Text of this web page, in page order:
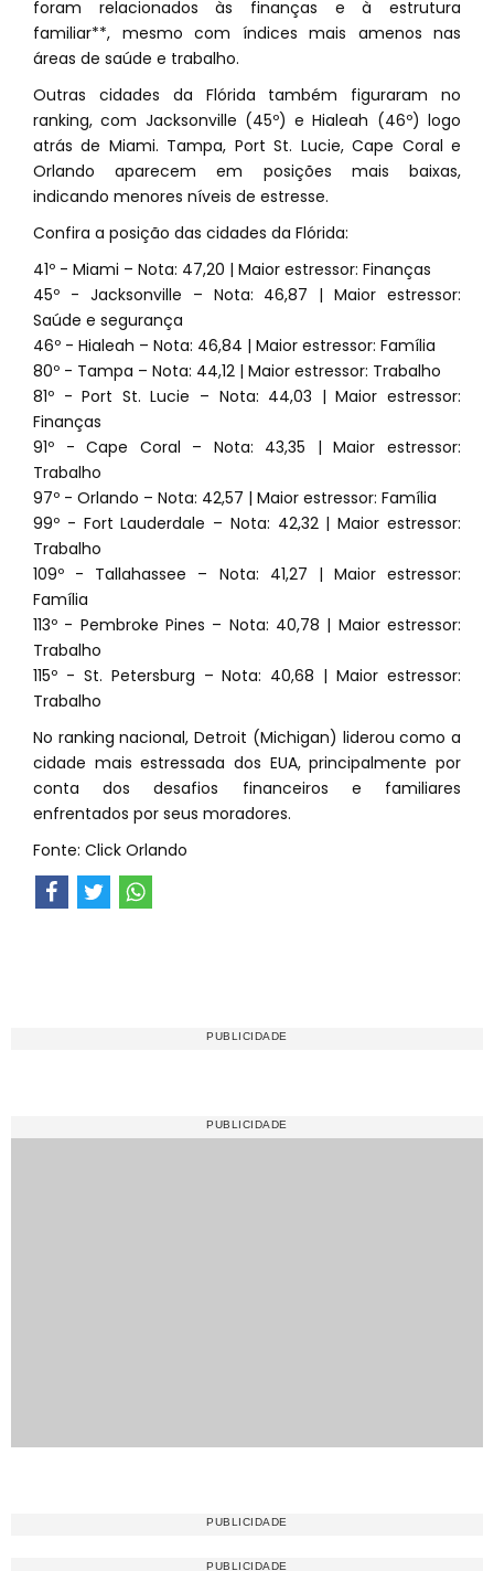
foram relacionados às finanças e à estrutura
familiar**, mesmo com índices mais amenos nas
áreas de saúde e trabalho.
Outras cidades da Flórida também figuraram no
ranking, com Jacksonville (45º) e Hialeah (46º) logo
atrás de Miami. Tampa, Port St. Lucie, Cape Coral e
Orlando aparecem em posições mais baixas,
indicando menores níveis de estresse.
Confira a posição das cidades da Flórida:
41º - Miami – Nota: 47,20 | Maior estressor: Finanças
45º - Jacksonville – Nota: 46,87 | Maior estressor:
Saúde e segurança
46º - Hialeah – Nota: 46,84 | Maior estressor: Família
80º - Tampa – Nota: 44,12 | Maior estressor: Trabalho
81º - Port St. Lucie – Nota: 44,03 | Maior estressor:
Finanças
91º - Cape Coral – Nota: 43,35 | Maior estressor:
Trabalho
97º - Orlando – Nota: 42,57 | Maior estressor: Família
99º - Fort Lauderdale – Nota: 42,32 | Maior estressor:
Trabalho
109º - Tallahassee – Nota: 41,27 | Maior estressor:
Família
113º - Pembroke Pines – Nota: 40,78 | Maior estressor:
Trabalho
115º - St. Petersburg – Nota: 40,68 | Maior estressor:
Trabalho
No ranking nacional, Detroit (Michigan) liderou como a
cidade mais estressada dos EUA, principalmente por
conta dos desafios financeiros e familiares
enfrentados por seus moradores.
Fonte: Click Orlando